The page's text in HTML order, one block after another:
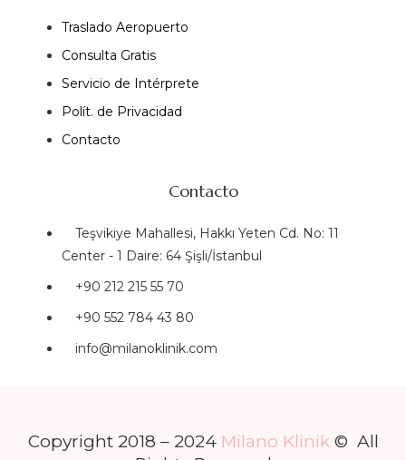
Traslado Aeropuerto
Consulta Gratis
Servicio de Intérprete
Polít. de Privacidad
Contacto
Contacto
Teşvikiye Mahallesi, Hakkı Yeten Cd. No: 11
Center - 1 Daire: 64 Şişli/İstanbul
+90 212 215 55 70
+90 552 784 43 80
info@milanoklinik.com
Copyright 2018 – 2024 Milano Klinik© All